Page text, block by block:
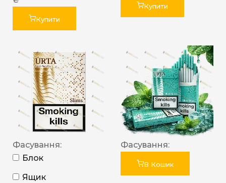
Купити
Купити
Фасування:
Блок
Ящик
Фасування:
В Кошик